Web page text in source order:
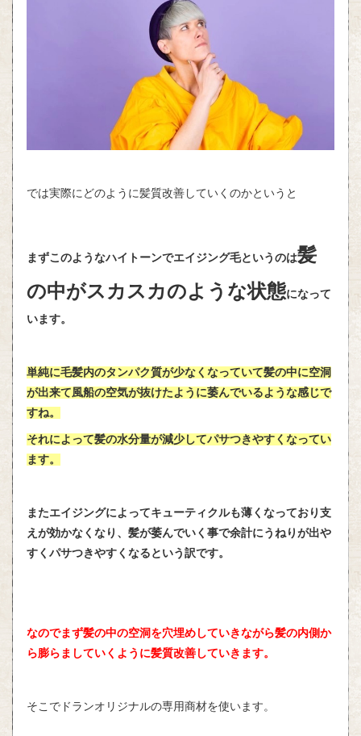
では実際にどのように髪質改善していくのかというと
まずこのようなハイトーンでエイジング毛というのは髪
の中がスカスカのような状態になって
います。
単純に毛髪内のタンパク質が少なくなっていて髪の中に空洞
が出来て風船の空気が抜けたように萎んでいるような感じで
すね。
それによって髪の水分量が減少してパサつきやすくなってい
ます。
またエイジングによってキューティクルも薄くなっており支
えが効かなくなり、髪が萎んでいく事で余計にうねりが出や
すくパサつきやすくなるという訳です。
なのでまず髪の中の空洞を穴埋めしていきながら髪の内側か
ら膨らましていくように髪質改善していきます。
そこでドランオリジナルの専用商材を使います。